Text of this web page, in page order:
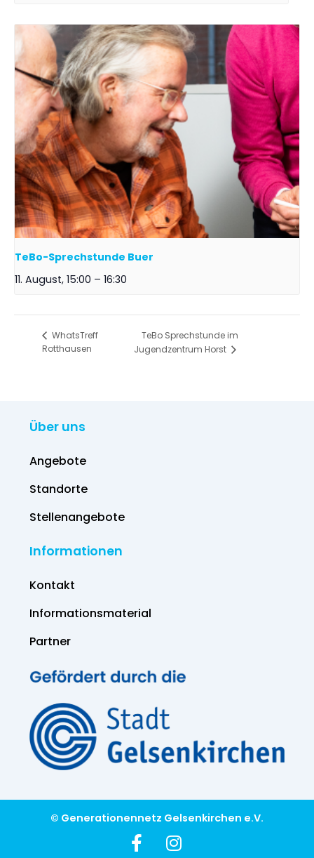
TeBo-Sprechstunde Buer
11. August, 15:00 – 16:30
WhatsTreff
Rotthausen
TeBo Sprechstunde im
Jugendzentrum Horst
Über uns
Angebote
Standorte
Stellenangebote
Informationen
Kontakt
Informations­material
Partner
© Generationennetz Gelsenkirchen e.V.